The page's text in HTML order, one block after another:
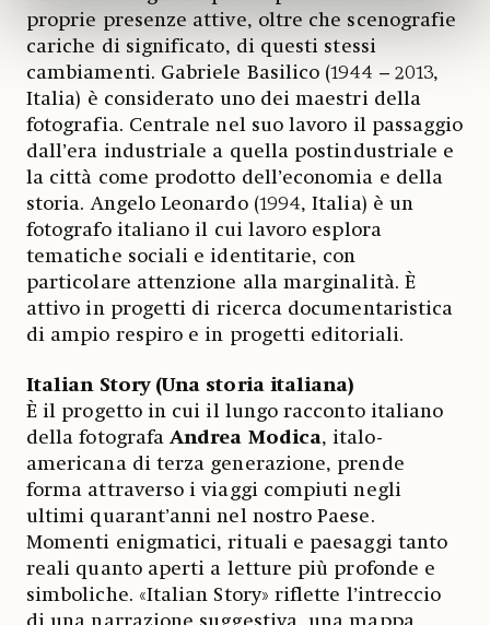
proprie presenze attive, oltre che scenografie
cariche di significato, di questi stessi
cambiamenti. Gabriele Basilico (1944 – 2013,
Italia) è considerato uno dei maestri della
fotografia. Centrale nel suo lavoro il passaggio
dall’era industriale a quella postindustriale e
la città come prodotto dell’economia e della
storia. Angelo Leonardo (1994, Italia) è un
fotografo italiano il cui lavoro esplora
tematiche sociali e identitarie, con
particolare attenzione alla marginalità. È
attivo in progetti di ricerca documentaristica
di ampio respiro e in progetti editoriali.
Italian Story (Una storia italiana)
È il progetto in cui il lungo racconto italiano
della fotografaAndrea Modica, italo-
americana di terza generazione, prende
forma attraverso i viaggi compiuti negli
ultimi quarant’anni nel nostro Paese.
Momenti enigmatici, rituali e paesaggi tanto
reali quanto aperti a letture più profonde e
simboliche. «Italian Story» riflette l’intreccio